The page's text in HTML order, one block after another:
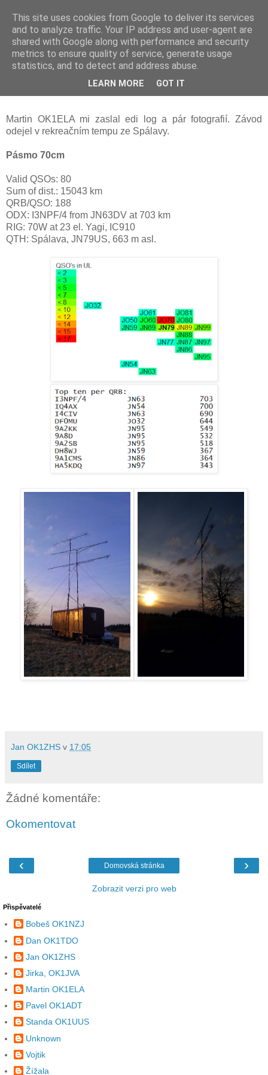
Prdec - Pardubice Hradec
1. subreg. 2014, OK1ELA, REPORT
Martin OK1ELA mi zaslal edi log a pár fotografií. Závod
odejel v rekreačním tempu ze Spálavy.
Pásmo 70cm
Valid QSOs: 80
Sum of dist.: 15043 km
QRB/QSO: 188
ODX: I3NPF/4 from JN63DV at 703 km
RIG: 70W at 23 el. Yagi, IC910
QTH: Spálava, JN79US, 663 m asl.
Jan OK1ZHS v 17:05
Sdílet
Žádné komentáře:
Okomentovat
‹ ›
Domovská stránka
Zobrazit verzi pro web
Přispěvatelé
Bobeš OK1NZJ
Dan OK1TDO
Jan OK1ZHS
Jirka, OK1JVA
Martin OK1ELA
Pavel OK1ADT
Standa OK1UUS
Unknown
Vojtik
Žížala
This site uses cookies from Google to deliver its services
and to analyze traffic. Your IP address and user-agent are
shared with Google along with performance and security
metrics to ensure quality of service, generate usage
statistics, and to detect and address abuse.
LEARN MORE GOT IT